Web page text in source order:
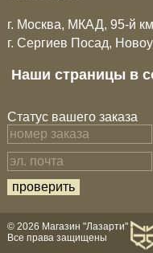
г. Москва, МКАД, 95-й
г. Сергиев Посад,
Наши страницы в
Статус вашего заказа
© 2026 Магазин "Лазарти"
Все права защищены